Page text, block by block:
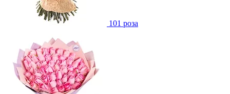
101 роза